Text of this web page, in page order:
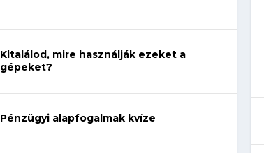
Kitalálod, mire használják ezeket a
gépeket?
Pénzügyi alapfogalmak kvíze